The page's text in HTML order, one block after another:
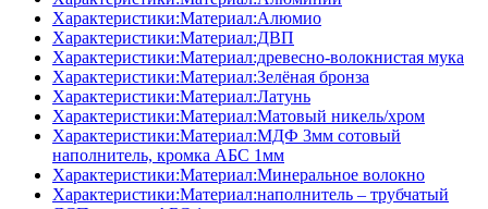
Характеристики:Материал:Алюмио
Характеристики:Материал:ДВП
Характеристики:Материал:древесно-волокнистая мука
Характеристики:Материал:Зелёная бронза
Характеристики:Материал:Латунь
Характеристики:Материал:Матовый никель/хром
Характеристики:Материал:МДФ 3мм сотовый
наполнитель, кромка AБC 1мм
Характеристики:Материал:Минеральное волокно
Характеристики:Материал:наполнитель – трубчатый